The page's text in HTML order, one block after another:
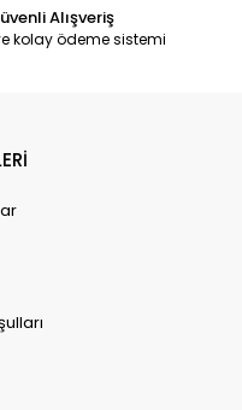
Alışveriş
kolay ödeme sistemi